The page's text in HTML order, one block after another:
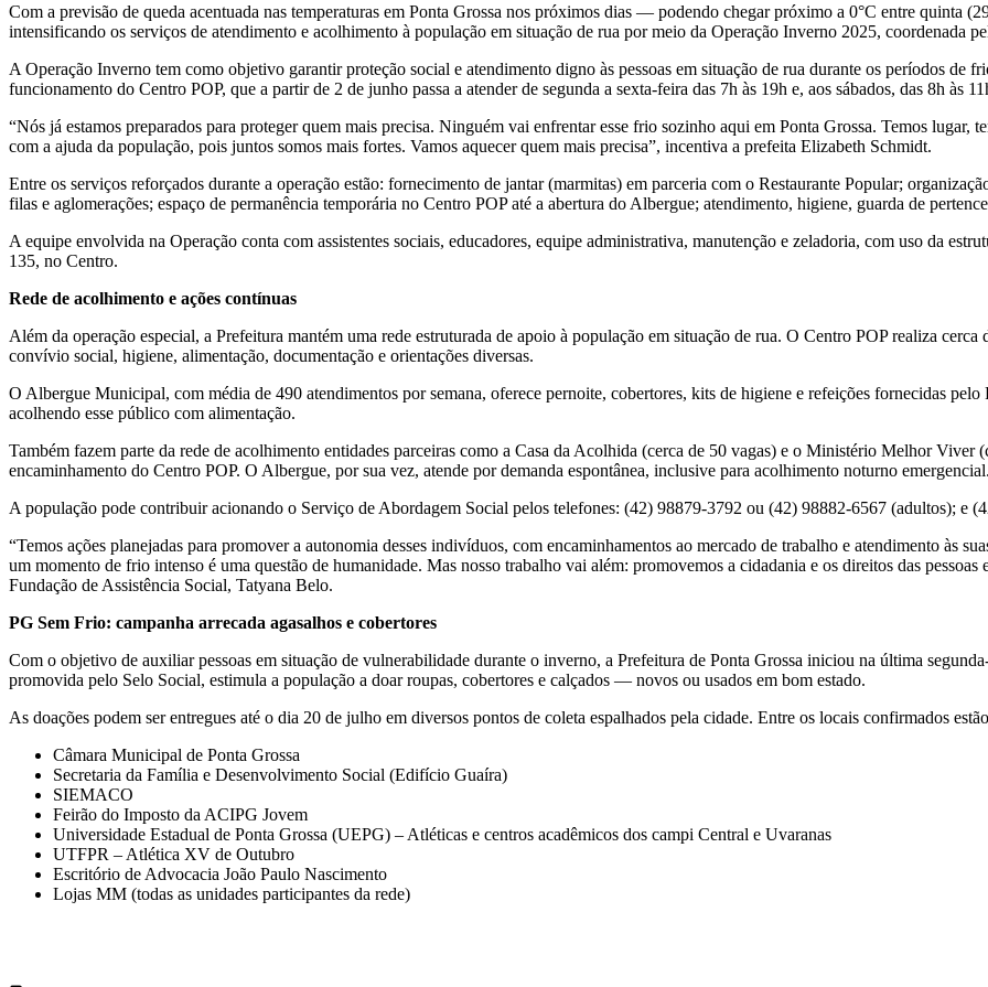
Com a previsão de queda acentuada nas temperaturas em Ponta Grossa nos próximos dias — podendo chegar próximo a 0°C entre quinta
intensificando os serviços de atendimento e acolhimento à população em situação de rua por meio da Operação Inverno 2025, coordenada
A Operação Inverno tem como objetivo garantir proteção social e atendimento digno às pessoas em situação de rua durante os períodos de
funcionamento do Centro POP, que a partir de 2 de junho passa a atender de segunda a sexta-feira das 7h às 19h e, aos sábados, das 8h às
“Nós já estamos preparados para proteger quem mais precisa. Ninguém vai enfrentar esse frio sozinho aqui em Ponta Grossa. Temos lugar,
com a ajuda da população, pois juntos somos mais fortes. Vamos aquecer quem mais precisa”, incentiva a prefeita Elizabeth Schmidt.
Entre os serviços reforçados durante a operação estão: fornecimento de jantar (marmitas) em parceria com o Restaurante Popular;
filas e aglomerações; espaço de permanência temporária no Centro POP até a abertura do Albergue; atendimento, higiene, guarda de
A equipe envolvida na Operação conta com assistentes sociais, educadores, equipe administrativa, manutenção e zeladoria, com uso da
135, no Centro.
Rede de acolhimento e ações contínuas
Além da operação especial, a Prefeitura mantém uma rede estruturada de apoio à população em situação de rua. O Centro POP realiza
convívio social, higiene, alimentação, documentação e orientações diversas.
O Albergue Municipal, com média de 490 atendimentos por semana, oferece pernoite, cobertores, kits de higiene e refeições fornecidas pelo
acolhendo esse público com alimentação.
Também fazem parte da rede de acolhimento entidades parceiras como a Casa da Acolhida (cerca de 50 vagas) e o Ministério Melhor Viver
encaminhamento do Centro POP. O Albergue, por sua vez, atende por demanda espontânea, inclusive para acolhimento noturno
A população pode contribuir acionando o Serviço de Abordagem Social pelos telefones: (42) 98879-3792 ou (42) 98882-6567 (adultos); e
“Temos ações planejadas para promover a autonomia desses indivíduos, com encaminhamentos ao mercado de trabalho e atendimento às
um momento de frio intenso é uma questão de humanidade. Mas nosso trabalho vai além: promovemos a cidadania e os direitos das
Fundação de Assistência Social, Tatyana Belo.
PG Sem Frio: campanha arrecada agasalhos e cobertores
Com o objetivo de auxiliar pessoas em situação de vulnerabilidade durante o inverno, a Prefeitura de Ponta Grossa iniciou na última
promovida pelo Selo Social, estimula a população a doar roupas, cobertores e calçados — novos ou usados em bom estado.
As doações podem ser entregues até o dia 20 de julho em diversos pontos de coleta espalhados pela cidade. Entre os locais confirmados
Câmara Municipal de Ponta Grossa
Secretaria da Família e Desenvolvimento Social (Edifício Guaíra)
SIEMACO
Feirão do Imposto da ACIPG Jovem
Universidade Estadual de Ponta Grossa (UEPG) – Atléticas e centros acadêmicos dos campi Central e Uvaranas
UTFPR – Atlética XV de Outubro
Escritório de Advocacia João Paulo Nascimento
Lojas MM (todas as unidades participantes da rede)